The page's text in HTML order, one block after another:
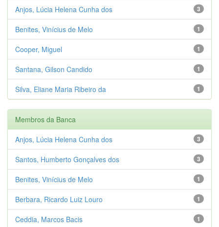
3
Anjos, Lúcia Helena Cunha dos
1
Benites, Vinícius de Melo
1
Cooper, Miguel
1
Santana, Gilson Candido
1
Silva, Eliane Maria Ribeiro da
Membros da Banca
3
Anjos, Lúcia Helena Cunha dos
3
Santos, Humberto Gonçalves dos
1
Benites, Vinícius de Melo
1
Berbara, Ricardo Luiz Louro
1
Ceddia, Marcos Bacis